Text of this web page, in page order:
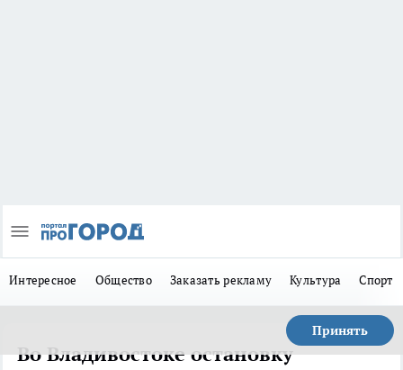
Интересное Общество Заказать рекламу Культура Спорт
Принять
Во Владивостоке остановку